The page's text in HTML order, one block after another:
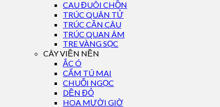
CAU ĐUÔI CHỒN
TRÚC QUÂN TỬ
TRÚC CẦN CÂU
TRÚC QUAN ÂM
TRE VÀNG SỌC
CÂY VIỀN NỀN
ẮC Ó
CẨM TÚ MAI
CHUỖI NGỌC
DỀN ĐỎ
HOA MƯỜI GIỜ